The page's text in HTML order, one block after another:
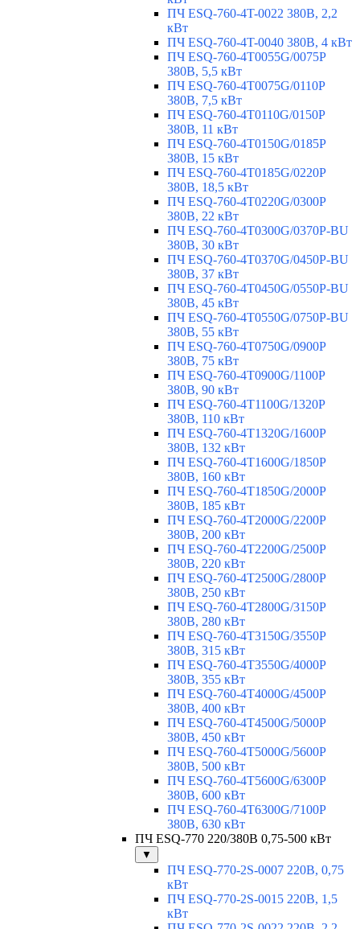
ПЧ ESQ-760-4T-0022 380В, 2,2
кВт
ПЧ ESQ-760-4T-0040 380В, 4 кВт
ПЧ ESQ-760-4T0055G/0075P
380В, 5,5 кВт
ПЧ ESQ-760-4T0075G/0110P
380В, 7,5 кВт
ПЧ ESQ-760-4T0110G/0150P
380В, 11 кВт
ПЧ ESQ-760-4T0150G/0185P
380В, 15 кВт
ПЧ ESQ-760-4T0185G/0220P
380В, 18,5 кВт
ПЧ ESQ-760-4T0220G/0300P
380В, 22 кВт
ПЧ ESQ-760-4T0300G/0370P-BU
380В, 30 кВт
ПЧ ESQ-760-4T0370G/0450P-BU
380В, 37 кВт
ПЧ ESQ-760-4T0450G/0550P-BU
380В, 45 кВт
ПЧ ESQ-760-4T0550G/0750P-BU
380В, 55 кВт
ПЧ ESQ-760-4T0750G/0900P
380В, 75 кВт
ПЧ ESQ-760-4T0900G/1100P
380В, 90 кВт
ПЧ ESQ-760-4T1100G/1320P
380В, 110 кВт
ПЧ ESQ-760-4T1320G/1600P
380В, 132 кВт
ПЧ ESQ-760-4T1600G/1850P
380В, 160 кВт
ПЧ ESQ-760-4T1850G/2000P
380В, 185 кВт
ПЧ ESQ-760-4T2000G/2200P
380В, 200 кВт
ПЧ ESQ-760-4T2200G/2500P
380В, 220 кВт
ПЧ ESQ-760-4T2500G/2800P
380В, 250 кВт
ПЧ ESQ-760-4T2800G/3150P
380В, 280 кВт
ПЧ ESQ-760-4T3150G/3550P
380В, 315 кВт
ПЧ ESQ-760-4T3550G/4000P
380В, 355 кВт
ПЧ ESQ-760-4T4000G/4500P
380В, 400 кВт
ПЧ ESQ-760-4T4500G/5000P
380В, 450 кВт
ПЧ ESQ-760-4T5000G/5600P
380В, 500 кВт
ПЧ ESQ-760-4T5600G/6300P
380В, 600 кВт
ПЧ ESQ-760-4T6300G/7100P
380В, 630 кВт
ПЧ ESQ-770 220/380В 0,75-500 кВт
▼
ПЧ ESQ-770-2S-0007 220В, 0,75
кВт
ПЧ ESQ-770-2S-0015 220В, 1,5
кВт